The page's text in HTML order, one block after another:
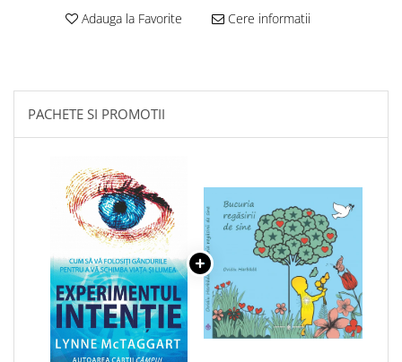
Adauga la Favorite Cere informatii
PACHETE SI PROMOTII